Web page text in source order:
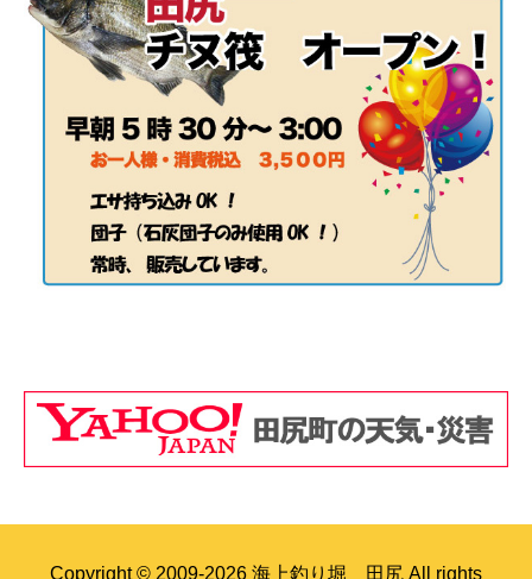
Copyright © 2009-2026 海上釣り堀 田尻 All rights